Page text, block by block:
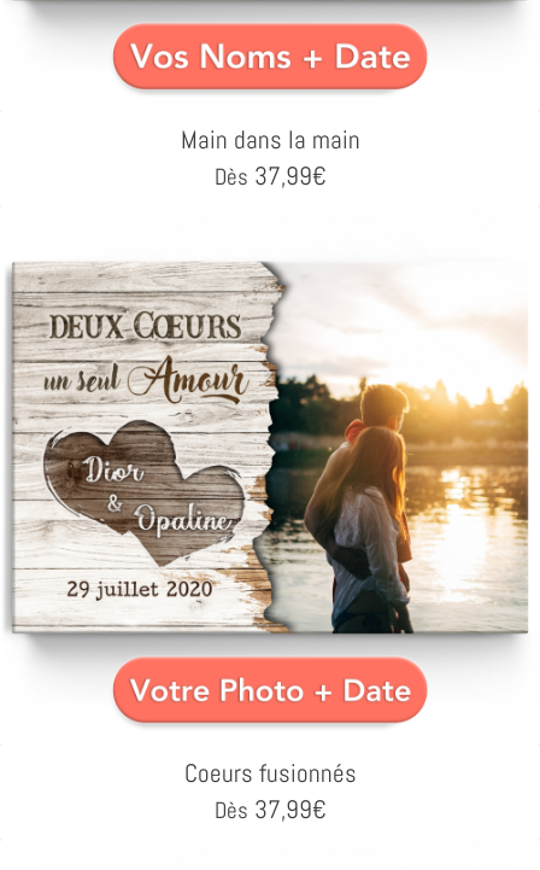
Main dans la main
Dès 37,99€
Coeurs fusionnés
Dès 37,99€